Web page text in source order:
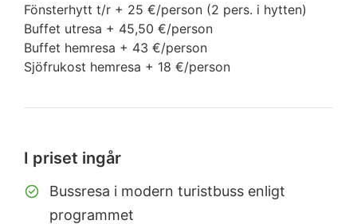
Fönsterhytt t/r + 25 €/person (2 pers. i hytten)
Buffet utresa + 45,50 €/person
Buffet hemresa + 43 €/person
Sjöfrukost hemresa + 18 €/person
I priset ingår
Bussresa i modern turistbuss enligt
programmet